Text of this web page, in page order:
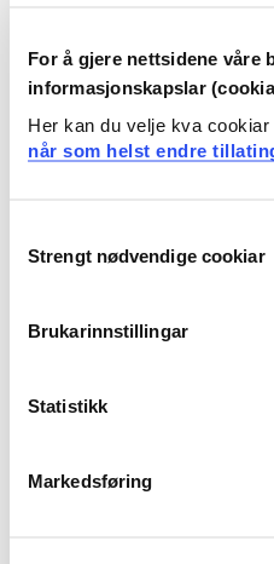
For å gjere nettsidene våre
informasjonskapslar
Her kan du velje kva
når som helst endre
Selection
Strengt nødvendige cookiar
Brukarinnstillingar
Statistikk
Markedsføring
høgare
Ferdigheiter
kvalifisert for ei høgare
Kandidaten kan anvende
relevant måte.
Kandidaten beherskar